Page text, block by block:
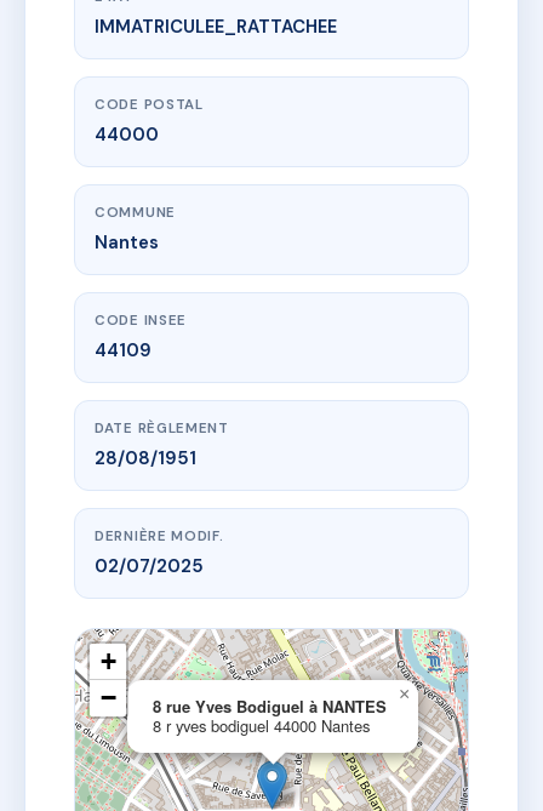
www.vme.plus/AC6450027
8 rue Yves Bodiguel à NANTES
8 r yves bodiguel
IMMATRICULEE_RATTACHEE
CODE POSTAL
44000
COMMUNE
Nantes
CODE INSEE
44109
DATE RÈGLEMENT
28/08/1951
DERNIÈRE MODIF.
02/07/2025
8 rue Yves Bodiguel à NANTES
8 r yves bodiguel 44000 Nantes
×
+
−